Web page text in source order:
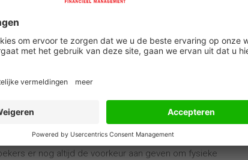
en 47% voor tablets. Deze ontwikkeling houdt
van grotere schermen.
alle wereldwijde internetbetalingen in het vierde kwartaal
dit percentage nog 10%.
smartphone-transacties zo’n 20% van alle
hotelreserveringen en tickets). Tablets
(zoals kleding, meubels, huishoudelijke apparaten
vertegenwoordigen minder dan 10% van alle
er nog altijd de voorkeur aan geven om fysieke